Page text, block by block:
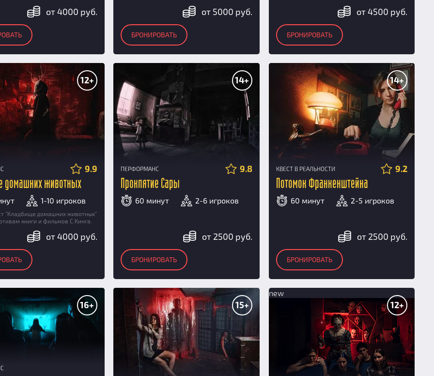
от 4000 руб. от 5000 руб.
БРОНИРОВАТЬ
от 4500 руб.
БРОНИРОВАТЬ
12+
9.9
домашних животных
1-10 игроков
"Кладбище домашних животных"
книги и фильмов С.Кинга.
от 4000 руб.
14+
ПЕРФОРМАНС 9.8
Проклятие Сары
60 минут 2-6 игроков
от 2500 руб.
БРОНИРОВАТЬ
14+
КВЕСТ В РЕАЛЬНОСТИ 9.2
Потомок Франкенштейна
60 минут 2-5 игроков
от 2500 руб.
БРОНИРОВАТЬ
16+ 15+ 12+
new